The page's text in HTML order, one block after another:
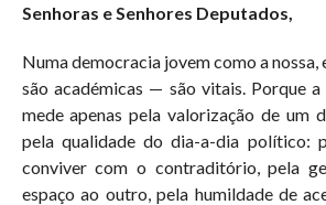
Senhoras e Senhores Deputados,
Numa democracia jovem como a nossa,
são académicas — são vitais. Porque
mede apenas pela valorização de um
pela qualidade do dia-a-dia político:
conviver com o contraditório, pela
espaço ao outro, pela humildade de